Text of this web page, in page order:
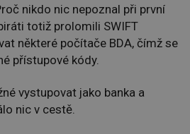
nikdo nic nepoznal při první
totiž prolomili SWIFT
některé počítače BDA, čímž se
přístupové kódy.
vystupovat jako banka a
nic v cestě.